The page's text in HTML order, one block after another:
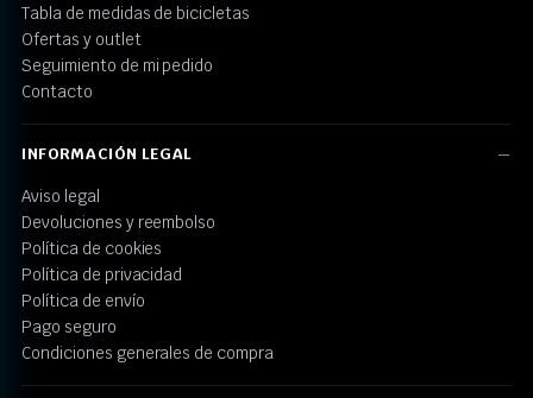
Tabla de medidas de bicicletas
Ofertas y outlet
Seguimiento de mi pedido
Contacto
INFORMACIÓN LEGAL
Aviso legal
Devoluciones y reembolso
Política de cookies
Política de privacidad
Política de envío
Pago seguro
Condiciones generales de compra